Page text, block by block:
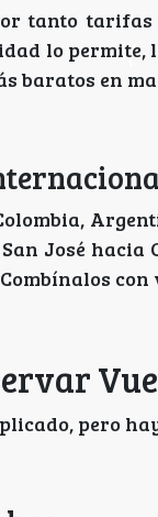
tanto
lo permite,
baratos en
José
pero